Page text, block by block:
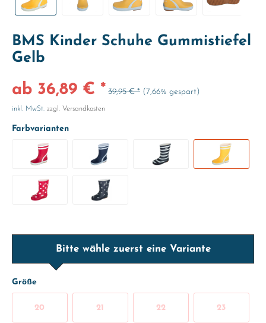
BMS Kinder Schuhe Gummistiefel
Gelb
ab 36,89 € * 39,95 € * (7,66% gespart)
inkl. MwSt. zzgl. Versandkosten
Farbvarianten
Bitte wähle zuerst eine Variante
Größe
20 21 22 23